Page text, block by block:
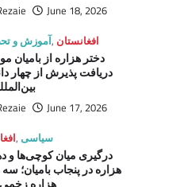
June 18, 2026
آموزش و, افغانستان
دختر هزاره از بامیان
دریافت پذیرش از چهار
June 17, 2026
, سیاسی
درگیری میان کوچی‌ها و
هزاره در پنجاب بامیان؛